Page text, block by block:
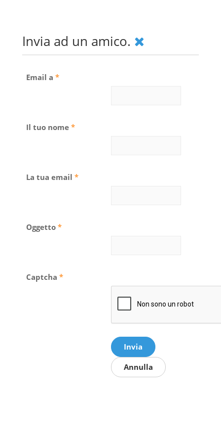
Invia ad un amico.
Email a *
Il tuo nome *
La tua email *
Oggetto *
Captcha *
Invia
Annulla